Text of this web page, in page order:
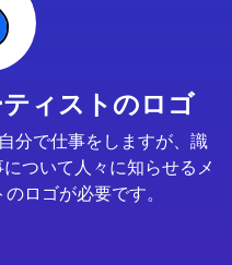
ィストのロゴ
分で仕事をしますが、識
ついて人々に知らせるメ
ロゴが必要です。